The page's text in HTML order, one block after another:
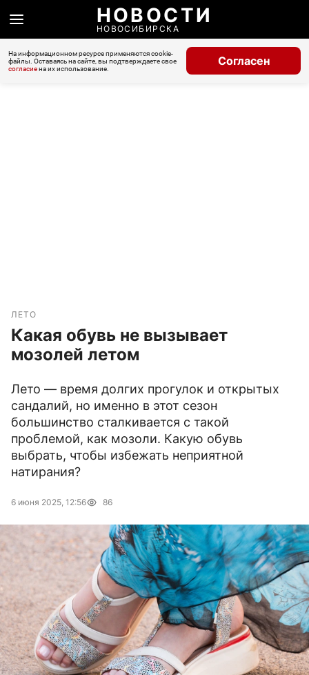
НОВОСТИ
НОВОСИБИРСКА
На информационном ресурсе применяются cookie-
файлы. Оставаясь на сайте, вы подтверждаете свое
согласиена их использование.
Согласен
ЛЕТО
Какая обувь не вызывает
мозолей летом
Лето — время долгих прогулок и открытых
сандалий, но именно в этот сезон
большинство сталкивается с такой
проблемой, как мозоли. Какую обувь
выбрать, чтобы избежать неприятной
натирания?
6 июня 2025, 12:56 86